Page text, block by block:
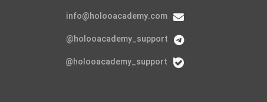
info@holooacademy.com
holooacademy_support@
holooacademy_support@